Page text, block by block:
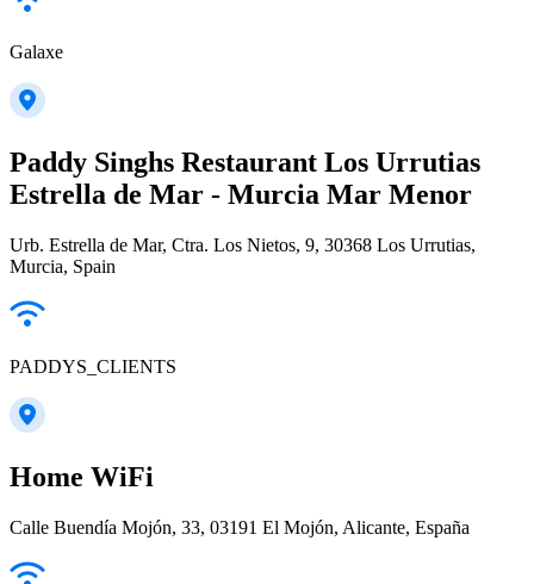
Galaxe
Paddy Singhs Restaurant Los Urrutias
Estrella de Mar - Murcia Mar Menor
Urb. Estrella de Mar, Ctra. Los Nietos, 9, 30368 Los Urrutias,
Murcia, Spain
PADDYS_CLIENTS
Home WiFi
Calle Buendía Mojón, 33, 03191 El Mojón, Alicante, España